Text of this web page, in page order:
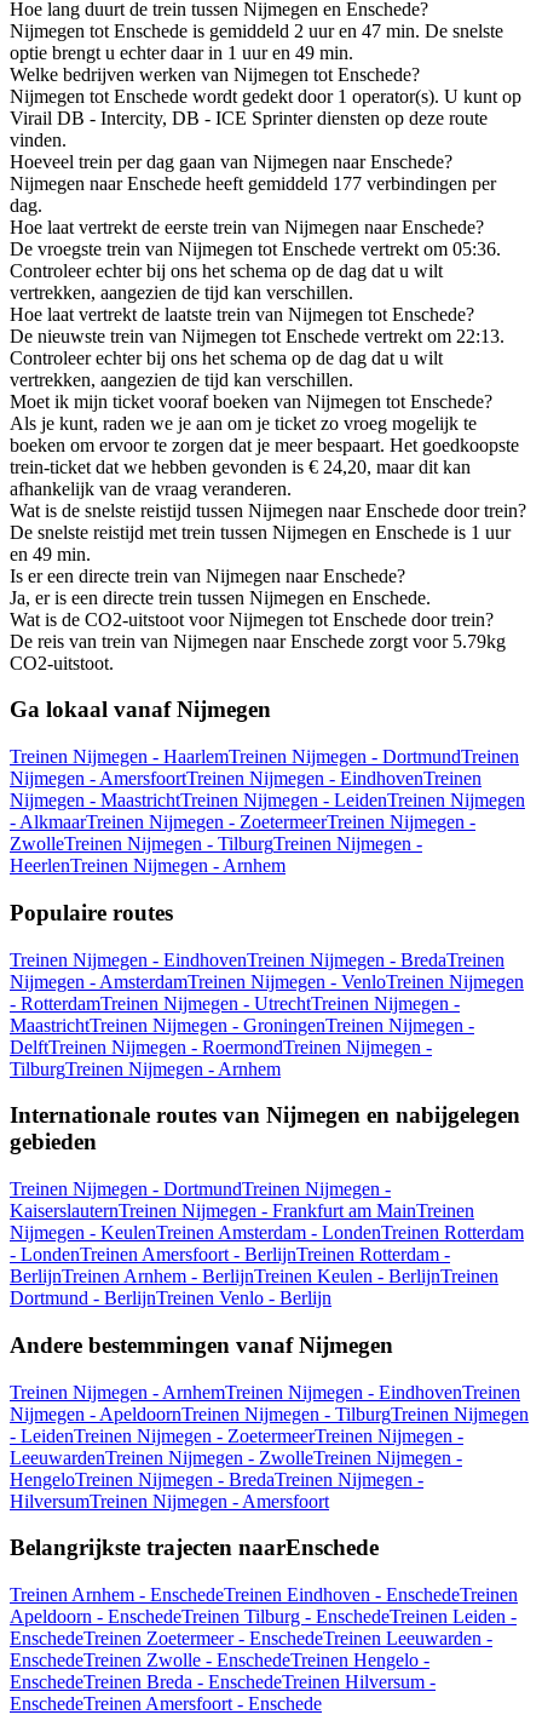
Hoe lang duurt de trein tussen Nijmegen en Enschede?
Nijmegen tot Enschede is gemiddeld 2 uur en 47 min. De snelste
optie brengt u echter daar in 1 uur en 49 min.
Welke bedrijven werken van Nijmegen tot Enschede?
Nijmegen tot Enschede wordt gedekt door 1 operator(s). U kunt op
Virail DB - Intercity, DB - ICE Sprinter diensten op deze route
vinden.
Hoeveel trein per dag gaan van Nijmegen naar Enschede?
Nijmegen naar Enschede heeft gemiddeld 177 verbindingen per
dag.
Hoe laat vertrekt de eerste trein van Nijmegen naar Enschede?
De vroegste trein van Nijmegen tot Enschede vertrekt om 05:36.
Controleer echter bij ons het schema op de dag dat u wilt
vertrekken, aangezien de tijd kan verschillen.
Hoe laat vertrekt de laatste trein van Nijmegen tot Enschede?
De nieuwste trein van Nijmegen tot Enschede vertrekt om 22:13.
Controleer echter bij ons het schema op de dag dat u wilt
vertrekken, aangezien de tijd kan verschillen.
Moet ik mijn ticket vooraf boeken van Nijmegen tot Enschede?
Als je kunt, raden we je aan om je ticket zo vroeg mogelijk te
boeken om ervoor te zorgen dat je meer bespaart. Het goedkoopste
trein-ticket dat we hebben gevonden is € 24,20, maar dit kan
afhankelijk van de vraag veranderen.
Wat is de snelste reistijd tussen Nijmegen naar Enschede door trein?
De snelste reistijd met trein tussen Nijmegen en Enschede is 1 uur
en 49 min.
Is er een directe trein van Nijmegen naar Enschede?
Ja, er is een directe trein tussen Nijmegen en Enschede.
Wat is de CO2-uitstoot voor Nijmegen tot Enschede door trein?
De reis van trein van Nijmegen naar Enschede zorgt voor 5.79kg
CO2-uitstoot.
Ga lokaal vanaf Nijmegen
Treinen Nijmegen - HaarlemTreinen Nijmegen - DortmundTreinen
Nijmegen - AmersfoortTreinen Nijmegen - EindhovenTreinen
Nijmegen - MaastrichtTreinen Nijmegen - LeidenTreinen Nijmegen
- AlkmaarTreinen Nijmegen - ZoetermeerTreinen Nijmegen -
ZwolleTreinen Nijmegen - TilburgTreinen Nijmegen -
HeerlenTreinen Nijmegen - Arnhem
Populaire routes
Treinen Nijmegen - EindhovenTreinen Nijmegen - BredaTreinen
Nijmegen - AmsterdamTreinen Nijmegen - VenloTreinen Nijmegen
- RotterdamTreinen Nijmegen - UtrechtTreinen Nijmegen -
MaastrichtTreinen Nijmegen - GroningenTreinen Nijmegen -
DelftTreinen Nijmegen - RoermondTreinen Nijmegen -
TilburgTreinen Nijmegen - Arnhem
Internationale routes van Nijmegen en nabijgelegen
gebieden
Treinen Nijmegen - DortmundTreinen Nijmegen -
KaiserslauternTreinen Nijmegen - Frankfurt am MainTreinen
Nijmegen - KeulenTreinen Amsterdam - LondenTreinen Rotterdam
- LondenTreinen Amersfoort - BerlijnTreinen Rotterdam -
BerlijnTreinen Arnhem - BerlijnTreinen Keulen - BerlijnTreinen
Dortmund - BerlijnTreinen Venlo - Berlijn
Andere bestemmingen vanaf Nijmegen
Treinen Nijmegen - ArnhemTreinen Nijmegen - EindhovenTreinen
Nijmegen - ApeldoornTreinen Nijmegen - TilburgTreinen Nijmegen
- LeidenTreinen Nijmegen - ZoetermeerTreinen Nijmegen -
LeeuwardenTreinen Nijmegen - ZwolleTreinen Nijmegen -
HengeloTreinen Nijmegen - BredaTreinen Nijmegen -
HilversumTreinen Nijmegen - Amersfoort
Belangrijkste trajecten naarEnschede
Treinen Arnhem - EnschedeTreinen Eindhoven - EnschedeTreinen
Apeldoorn - EnschedeTreinen Tilburg - EnschedeTreinen Leiden -
EnschedeTreinen Zoetermeer - EnschedeTreinen Leeuwarden -
EnschedeTreinen Zwolle - EnschedeTreinen Hengelo -
EnschedeTreinen Breda - EnschedeTreinen Hilversum -
EnschedeTreinen Amersfoort - Enschede